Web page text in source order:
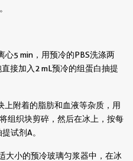
5 min，用预冷的PBS洗涤两
接加入2 mL预冷的组蛋白抽提
上附着的脂肪和血液等杂质，用
组织块剪碎，然后在冰上，按每
试剂A。
大小的预冷玻璃匀浆器中，在冰